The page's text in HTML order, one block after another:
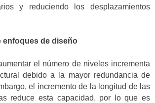
y reduciendo los desplazamientos
enfoques de diseño
el número de niveles incrementa
debido a la mayor redundancia de
el incremento de la longitud de las
reduce esta capacidad, por lo que es